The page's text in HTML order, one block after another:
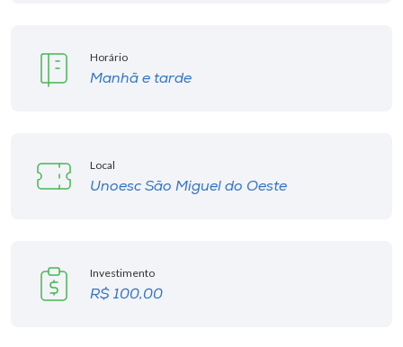
Unoesc
Selecione
Horário
Manhã e tarde
Local
Unoesc São Miguel do Oeste
Investimento
R$ 100,00